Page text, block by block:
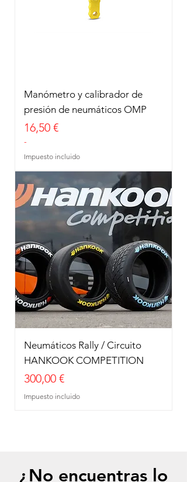
Manómetro y calibrador de
presión de neumáticos OMP
Precio
16,50 €
-
Impuesto incluido
Neumáticos Rally / Circuito
HANKOOK COMPETITION
Precio
300,00 €
Impuesto incluido
¿No encuentras lo